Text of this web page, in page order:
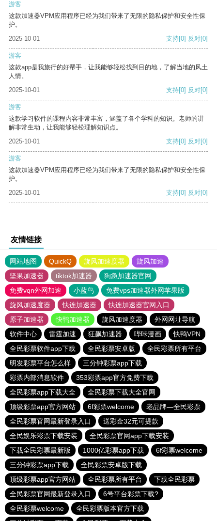
游客
这款加速器VPM应用程序已经为我们带来了无限的隐私保护和安全性保
护。
2025-10-01
支持[0] 反对[0]
游客
这款app是我旅行的好帮手，让我能够轻松找到目的地，了解当地的风土
人情。
2025-10-01
支持[0] 反对[0]
游客
这款学习软件的课程内容非常丰富，涵盖了各个学科的知识。老师的讲
解非常生动，让我能够轻松理解知识点。
2025-10-01
支持[0] 反对[0]
游客
这款加速器VPM应用程序已经为我们带来了无限的隐私保护和安全性保
护。
2025-10-01
支持[0] 反对[0]
友情链接
网站地图 QuickQ 旋风加速度器
旋风加速
坚果加速器
tiktok加速器
狗急加速器官网
免费vqn外网加速
小蓝鸟
免费vps加速器外网苹果版
旋风加速度器
快连加速器
快连加速器官网入口
原子加速器
快鸭加速器 旋风加速度器
外网网址导航
软件中心
雷霆加速 狂飙加速器 哔咔漫画
快鸭VPN
全民彩票软件app下载
全民彩票安卓版
全民彩票所有平台
明发彩票平台怎么样
三分钟彩票app下载
彩票内部消息软件
353彩票app官方免费下载
全民彩票app下载大全
全民彩票下载大全官网
顶级彩票app官方网站
6f彩票welcome
老品牌—全民彩票
全民彩票官网最新登录入口
送彩金32元可提款
全民娱乐彩票下载安装
全民彩票官网app下载安装
下载全民彩票最新版
1000亿彩票app下载
6f彩票welcome
三分钟彩票app下载
全民彩票安卓版下载
顶级彩票app官方网站
全民彩票所有平台
下载全民彩票
全民彩票官网最新登录入口
6号平台彩票下载?
全民彩票welcome
全民彩票版本官方下载